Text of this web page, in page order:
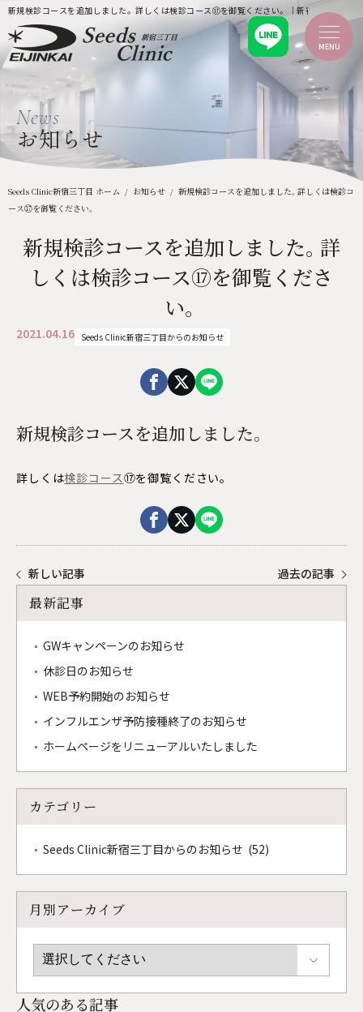
新規検診コースを追加しました。詳しくは検診コース⑰を御覧ください。｜新宿三丁目の脳
MENU
News
お知らせ
Seeds Clinic新宿三丁目 ホーム お知らせ
新規検診コースを追加しました。詳しくは検診コ
ース⑰を御覧ください。
新規検診コースを追加しました。詳
しくは検診コース⑰を御覧くださ
い。
2021.04.16 Seeds Clinic新宿三丁目からのお知らせ
新規検診コースを追加しました。
詳しくは検診コース⑰を御覧ください。
新しい記事 過去の記事
最新記事
GWキャンペーンのお知らせ
休診日のお知らせ
WEB予約開始のお知らせ
インフルエンザ予防接種終了のお知らせ
ホームページをリニューアルいたしました
カテゴリー
Seeds Clinic新宿三丁目からのお知らせ (52)
月別アーカイブ
人気のある記事
ホーム
新着情報
当クリニックのご案内
当クリニックについて
ごあいさつ
企業健診
ふるさと納税
検診を受診される方へ
MRI・CT検査について
料金案内
検診コースについて
痛くない乳がん検診
脳ドック（脳検診）
よくあるご質問
プライバシーポリシー
新宿三丁目駅E3出口直結 土日祝日営業
キャンペーンや休診のご案内など最新の情報を発信して
ぜひお友達登録・フォローをお願いします。